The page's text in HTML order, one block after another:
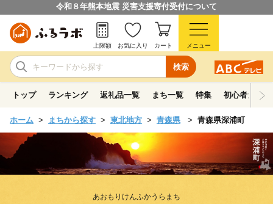
令和８年熊本地震 災害支援寄付受付について
検索
上限額 お気に入り カート メニュー
トップ ランキング 返礼品一覧 まち一覧 特集 初心者ガイド
ホーム まちから探す 東北地方 青森県 青森県深浦町
あおもりけんふかうらまち